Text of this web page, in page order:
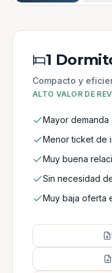
1
Compacto y
ALTO VALOR DE
Mayor demanda
Menor ticket de
Muy buena
Sin necesidad
Muy baja oferta